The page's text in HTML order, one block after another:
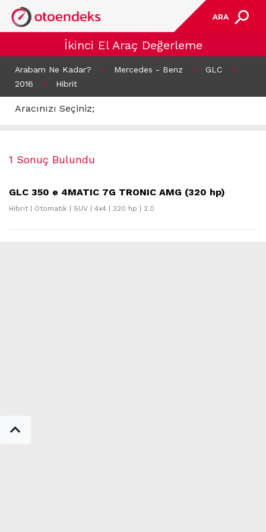
ARA
İkinci El Araç Değerleme
Arabam Ne Kadar? > Mercedes - Benz > GLC
>
2016
> Hibrit
Aracınızı Seçiniz;
1 Sonuç Bulundu
GLC 350 e 4MATIC 7G TRONIC AMG (320 hp)
Hibrit | Otomatik | SUV | 4x4 | 320 hp | 2.0